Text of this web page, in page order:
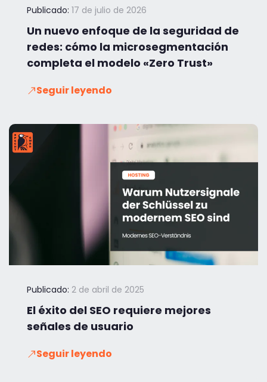
Publicado: 17 de julio de 2026
Un nuevo enfoque de la seguridad de
redes: cómo la microsegmentación
completa el modelo «Zero Trust»
Seguir leyendo
Publicado: 2 de abril de 2025
El éxito del SEO requiere mejores
señales de usuario
Seguir leyendo